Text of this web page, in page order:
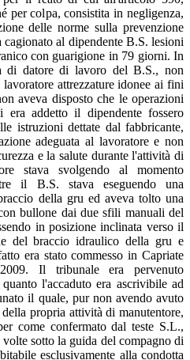
per colpa, consistita in negligenza,
delle norme sulla prevenzione
al dipendente B.S. lesioni
con guarigione in 79 giorni. In
di datore di lavoro del B.S., non
attrezzature idonee ai fini
aveva disposto che le operazioni
addetto il dipendente fossero
istruzioni dettate dal fabbricante,
adeguata al lavoratore e non
e la salute durante l'attività di
stava svolgendo al momento
il B.S. stava eseguendo una
della gru ed aveva tolto una
bullone dai due sfili manuali del
in posizione inclinata verso il
del braccio idraulico della gru e
era stato commesso in Capriate
Il tribunale era pervenuto
l'accaduto era ascrivibile ad
il quale, pur non avendo avuto
propria attività di manutentore,
come confermato dal teste S.L.,
sotto la guida del compagno di
esclusivamente alla condotta